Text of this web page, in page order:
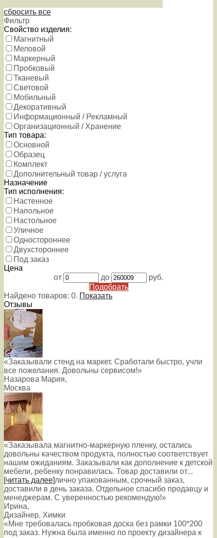
сбросить все
Фильтр
Свойство изделия:
Магнитный
Меловой
Маркерный
Пробковый
Тканевый
Световой
Мобильный
Декоративный
Информационный / Рекламный
Организационный / Хранение
Тип товара:
Основной
Образец
Комплект
Дополнительный товар / услуга
Назначение
Тип исполнения:
Настенное
Напольное
Настольное
Уличное
Одностороннее
Двухстороннее
Под заказ
Цена
от
до
руб.
Подобрать
Найдено товаров: 0. Показать
Отзывы
«Заказывали стенд на маркет. Сработали быстро, учли
все пожелания. Довольны сервисом!»
Назарова Мария,
Москва
«Заказывала магнитно-маркерную пленку, остались
довольны качеством продукта, полностью соответствует
нашим ожиданиям. Заказывали как дополнение к детской
мебели, ребенку понравилась. Товар доставили от...
[читать далее]лично упакованным, срочный заказ,
доставили в день заказа. Отдельное спасибо продавцу и
менеджерам. С уверенностью рекомендую!»
Ирина,
Дизайнер, Химки
«Мне требовалась пробковая доска без рамки 100*200
под заказ. Нужна была именно по проекту дизайнера к